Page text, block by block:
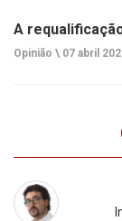
A
Opinião \ 07 abril